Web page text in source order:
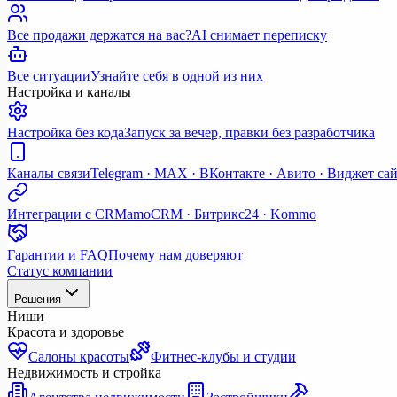
Все продажи держатся на вас?AI снимает переписку
Все ситуацииУзнайте себя в одной из них
Настройка и каналы
Настройка без кодаЗапуск за вечер, правки без разработчика
Каналы связиTelegram · MAX · ВКонтакте · Авито · Виджет
Интеграции с CRMamoCRM · Битрикс24 · Kommo
Гарантии и FAQПочему нам доверяют
Статус компании
Решения
Ниши
Красота и здоровье
Салоны красоты
Фитнес-клубы и студии
Недвижимость и стройка